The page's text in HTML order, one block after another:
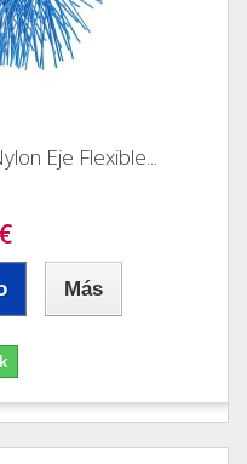
Eje Flexible...
Más